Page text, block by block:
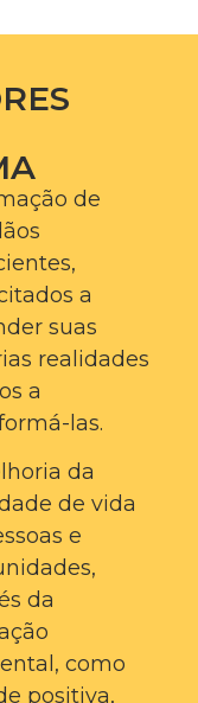
de
a
suas
realidades
a
las.
da
de vida
e
da
como
positiva,